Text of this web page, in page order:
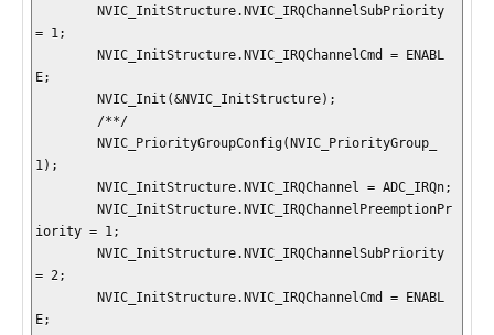
= 1;
E;
1);
iority = 1;
= 2;
E;